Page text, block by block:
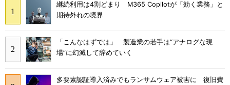
継続利用は4割どまり M365 Copilotが「効く業務」と
期待外れの境界
「こんなはずでは」 製造業の若手は“アナログな現
場”に幻滅して辞めていく
多要素認証導入済みでもランサムウェア被害に 復旧費